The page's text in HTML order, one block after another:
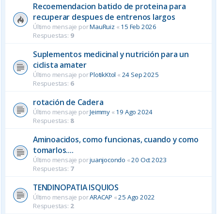
Recoemendacion batido de proteina para
recuperar despues de entrenos largos
Último mensaje porMauRuiz « 15 Feb 2026
Respuestas: 9
Suplementos medicinal y nutrición para un
ciclista amater
Último mensaje porPlotikKtol « 24 Sep 2025
Respuestas: 6
rotación de Cadera
Último mensaje porJeimmy « 19 Ago 2024
Respuestas: 8
Aminoacidos, como funcionas, cuando y como
tomarlos....
Último mensaje porjuanjocondo «20 Oct 2023
Respuestas: 7
TENDINOPATIA ISQUIOS
Último mensaje porARACAP «25 Ago 2022
Respuestas: 2